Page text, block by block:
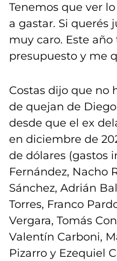
Tenemos que ver
a gastar. Si querés
muy caro. Este
presupuesto y me
Costas dijo que no
de quejan de
desde que el ex
en diciembre de
de dólares (gastos
Fernández, Nacho
Sánchez, Adrián
Torres, Franco
Vergara, Tomás
Valentín Carboni,
Pizarro y Ezequiel